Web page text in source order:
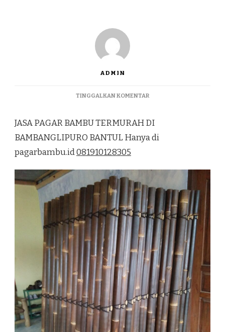
ADMIN
TINGGALKAN KOMENTARPADA
BAMBU
TERMURAH
JASA PAGAR BAMBU TERMURAH DI
BAMBANGLIPURO BANTUL Hanya di
pagarbambu.id081910128305